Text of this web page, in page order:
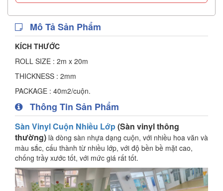
Mô Tả Sản Phẩm
KÍCH THƯỚC
ROLL SIZE : 2m x 20m
THICKNESS : 2mm
PACKAGE : 40m2/cuộn.
Thông Tin Sản Phẩm
Sàn Vinyl Cuộn Nhiều Lớp(Sàn vinyl thông
thường) là dòng sàn nhựa dạng cuộn, với nhiều hoa văn và
màu sắc, cấu thành từ nhiều lớp, với độ bền bề mặt cao,
chống trầy xước tốt, với mức giá rất tốt.